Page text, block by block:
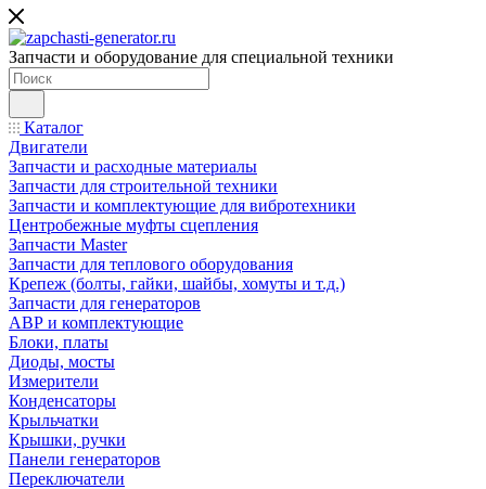
Запчасти и оборудование для специальной техники
Каталог
Двигатели
Запчасти и расходные материалы
Запчасти для строительной техники
Запчасти и комплектующие для вибротехники
Центробежные муфты сцепления
Запчасти Master
Запчасти для теплового оборудования
Крепеж (болты, гайки, шайбы, хомуты и т.д.)
Запчасти для генераторов
АВР и комплектующие
Блоки, платы
Диоды, мосты
Измерители
Конденсаторы
Крыльчатки
Крышки, ручки
Панели генераторов
Переключатели